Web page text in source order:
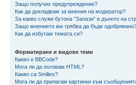
Защо получих предупреждение?
Как да докладвам за мнения на модератор?
За какво служи бутона “Запази” в дъното на
Защо мнението ми трябва да бъде
Как да избутам темата си?
Форматиране и видове теми
Какво е BBCode?
Мога ли да ползвам HTML?
Какво са Smilies?
Мога ли да прилагам картинки към